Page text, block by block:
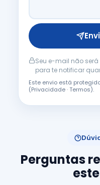
Seu e-mail não
para te notificar
Este envio está
(Privacidade·Termos).
Perguntas